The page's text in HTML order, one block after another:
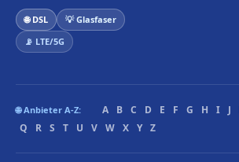
🌐 DSL
💡 Glasfaser
📡 LTE/5G
🌐 Anbieter A-Z: A B C D E F G H I J
Q
R S T U V W X Y Z